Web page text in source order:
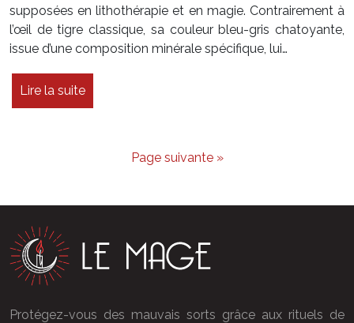
supposées en lithothérapie et en magie. Contrairement à
l’œil de tigre classique, sa couleur bleu-gris chatoyante,
issue d’une composition minérale spécifique, lui…
Lire la suite
Page suivante »
Protégez-vous des mauvais sorts grâce aux rituels de